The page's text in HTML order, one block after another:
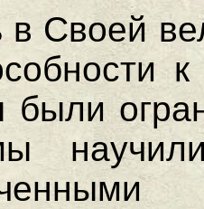
в Своей
были